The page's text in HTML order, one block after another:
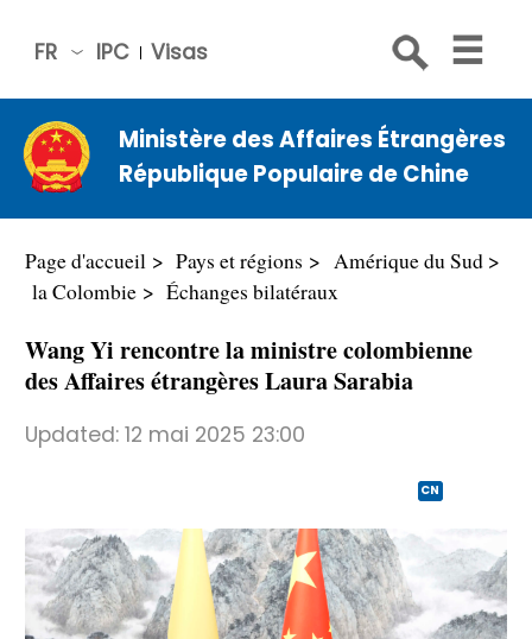
IPC Visas
FR
中文
Engli
sh
Русс
Espa
عربي
Ministère des Affaires Étrangères
République Populaire de Chine
Page d'accueil Pays et régions
Amérique du Sud
la Colombie
Échanges bilatéraux
Wang Yi rencontre la ministre colombienne
des Affaires étrangères Laura Sarabia
Updated: 12 mai 2025 23:00
CN